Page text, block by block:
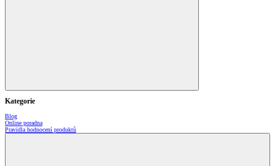
Kategorie
Blog
Online poradna
Pravidla hodnocení produktů